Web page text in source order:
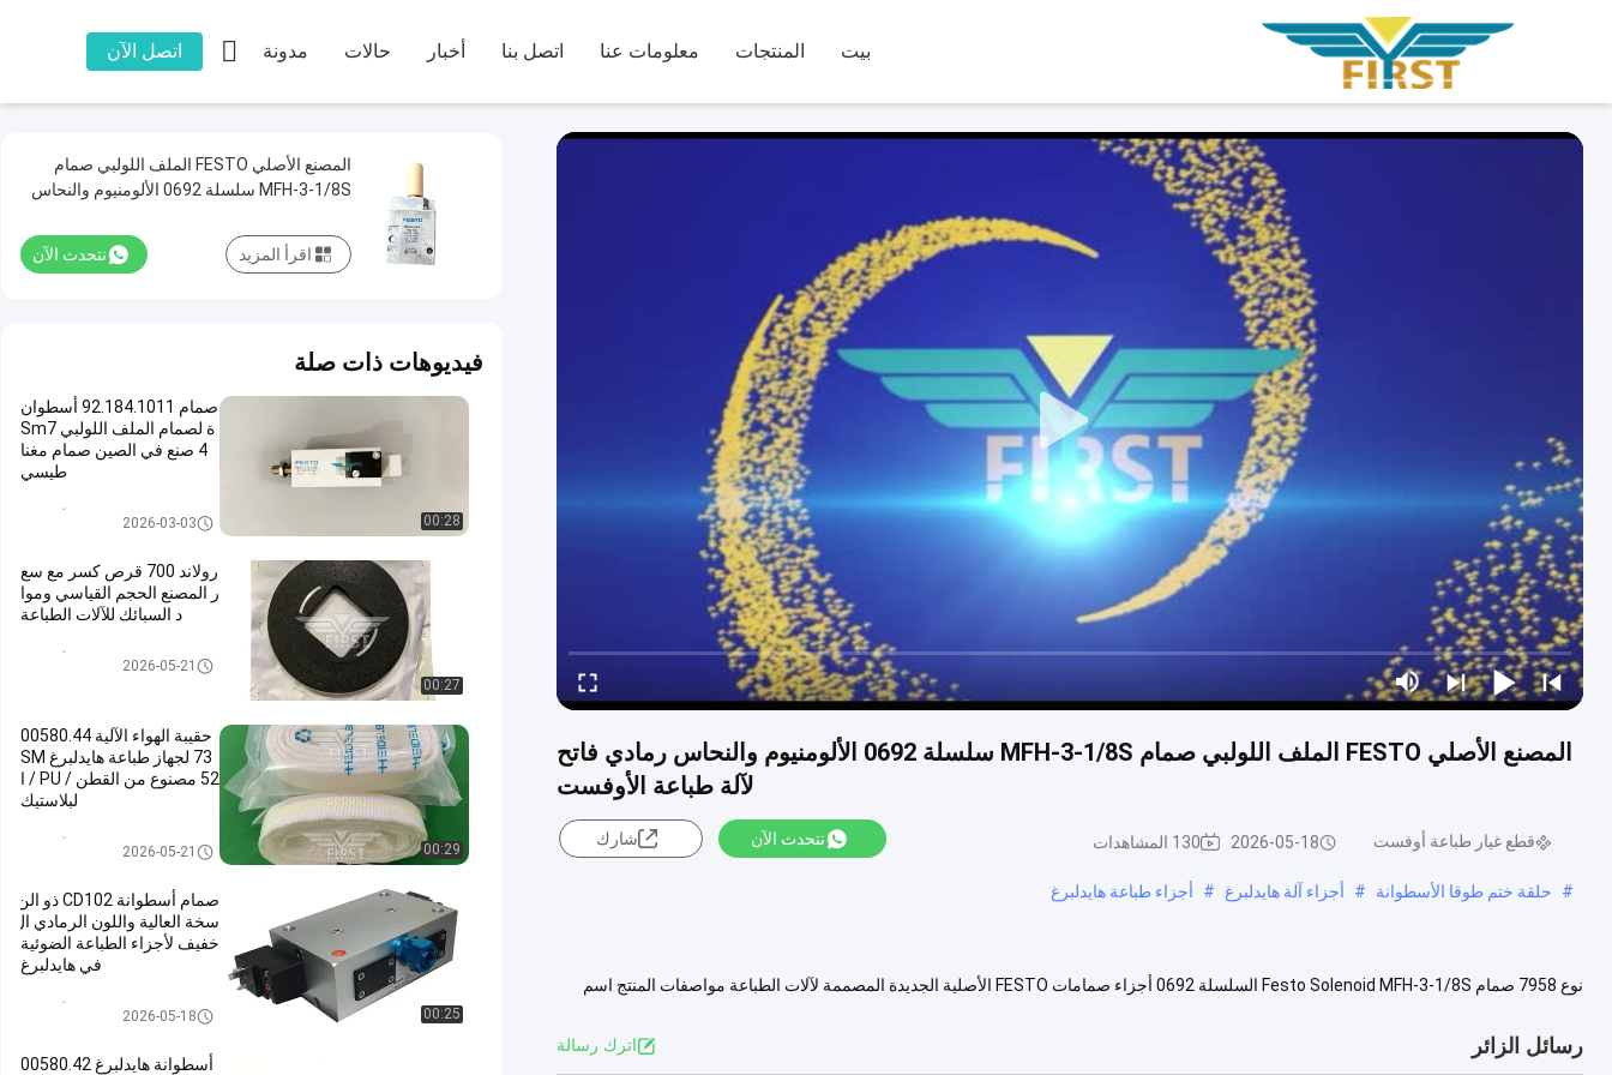
بيت المنتجات معلومات عنا اتصل بنا أخبار حالات مدونة اتصل الآن 
المصنع الأصلي FESTO الملف اللولبي صمام MFH-3-1/8S سلسلة 0692 الألومنيوم والنحاس رمادي فاتح
لآلة طباعة الأوفست
قطع غيار طباعة أوفست 2026-05-18 130 المشاهدات نتحدث الآن شارك
# حلقة ختم طوقا الأسطوانة # أجزاء آلة هايدلبرغ # أجزاء طباعة هايدلبرغ
نوع 7958 صمام Festo Solenoid MFH-3-1/8S السلسلة 0692 أجزاء صمامات FESTO الأصلية الجديدة المصممة لآلات الطباعة مواصفات المنتج اسم
رسائل الزائر اترك رسالة
المصنع الأصلي FESTO الملف اللولبي صمام
MFH-3-1/8S سلسلة 0692 الألومنيوم والنحاس
نتحدث الآن اقرأ المزيد
فيديوهات ذات صلة
00:28
صمام 92.184.1011 أسطوان
ة لصمام الملف اللولبي Sm7
4 صنع في الصين صمام مغنا
طيسي
قطع غيار طباعة أوفست
2026-03-03
00:27
رولاند 700 قرص كسر مع سع
ر المصنع الحجم القياسي وموا
د السبائك للآلات الطباعة
قطع غيار طباعة أوفست
2026-05-21
00:29
حقيبة الهواء الآلية 00580.44
73 لجهاز طباعة هايدلبرغ SM
52 مصنوع من القطن / PU / ا
لبلاستيك
قطع غيار طباعة أوفست
2026-05-21
00:25
صمام أسطوانة CD102 ذو الن
سخة العالية واللون الرمادي ال
خفيف لأجزاء الطباعة الضوئية
في هايدلبرغ
قطع غيار طباعة أوفست
2026-05-18
أسطوانة هايدلبرغ 00580.42